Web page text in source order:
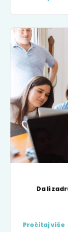
Da li
Pročitaj više